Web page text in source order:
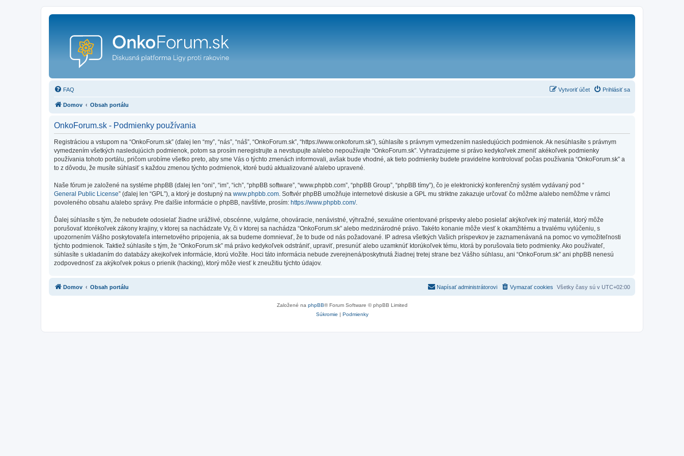
FAQ Prihlásiť sa
Vytvoriť účet
Domov Obsah portálu
OnkoForum.sk - Podmienky používania
Registráciou a vstupom na “OnkoForum.sk” (ďalej len “my”, “nás”, “náš”, “OnkoForum.sk”, “https://www.onkoforum.sk”), súhlasíte s právnym vymedzením nasledujúcich podmienok. Ak nesúhlasíte s právnym
vymedzením všetkých nasledujúcich podmienok, potom sa prosím neregistrujte a nevstupujte a/alebo nepoužívajte “OnkoForum.sk”. Vyhradzujeme si právo kedykoľvek zmeniť akékoľvek podmienky
používania tohoto portálu, pričom urobíme všetko preto, aby sme Vás o týchto zmenách informovali, avšak bude vhodné, ak tieto podmienky budete pravidelne kontrolovať počas používania “OnkoForum.sk” a
to z dôvodu, že musíte súhlasiť s každou zmenou týchto podmienok, ktoré budú aktualizované a/alebo upravené.
Naše fórum je založené na systéme phpBB (ďalej len “oni”, “im”, “ich”, “phpBB software”, “www.phpbb.com”, “phpBB Group”, “phpBB tímy”), čo je elektronický konferenčný systém vydávaný pod “
General Public License” (ďalej len “GPL”), a ktorý je dostupný na www.phpbb.com. Softvér phpBB umožňuje internetové diskusie a GPL mu striktne zakazuje určovať čo môžme a/alebo nemôžme v rámci
povoleného obsahu a/alebo správy. Pre ďalšie informácie o phpBB, navštívte, prosím: https://www.phpbb.com/.
Ďalej súhlasíte s tým, že nebudete odosielať žiadne urážlivé, obscénne, vulgárne, ohováracie, nenávistné, výhražné, sexuálne orientované príspevky alebo posielať akýkoľvek iný materiál, ktorý môže
porušovať ktorékoľvek zákony krajiny, v ktorej sa nachádzate Vy, či v ktorej sa nachádza “OnkoForum.sk” alebo medzinárodné právo. Takéto konanie môže viesť k okamžitému a trvalému vylúčeniu, s
upozornením Vášho poskytovateľa internetového pripojenia, ak sa budeme domnievať, že to bude od nás požadované. IP adresa všetkých Vašich príspevkov je zaznamenávaná na pomoc vo vymožiteľnosti
týchto podmienok. Taktiež súhlasíte s tým, že “OnkoForum.sk” má právo kedykoľvek odstrániť, upraviť, presunúť alebo uzamknúť ktorúkoľvek tému, ktorá by porušovala tieto podmienky. Ako používateľ,
súhlasíte s ukladaním do databázy akejkoľvek informácie, ktorú vložíte. Hoci táto informácia nebude zverejnená/poskytnutá žiadnej tretej strane bez Vášho súhlasu, ani “OnkoForum.sk” ani phpBB nenesú
zodpovednosť za akýkoľvek pokus o prienik (hacking), ktorý môže viesť k zneužitiu týchto údajov.
Domov Obsah portálu Všetky časy sú v UTC+02:00
Vymazať cookies
Napísať administrátorovi
Založené na phpBB® Forum Software © phpBB Limited
Súkromie | Podmienky